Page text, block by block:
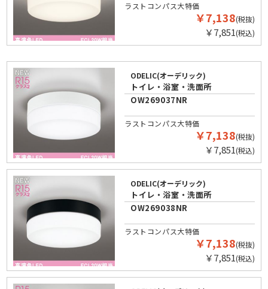
ラストコンパス大特価
￥7,138(税抜)
￥7,851(税込)
ODELIC(オーデリック)
トイレ・浴室・洗面所
OW269037NR
ラストコンパス大特価
￥7,138(税抜)
￥7,851(税込)
ODELIC(オーデリック)
トイレ・浴室・洗面所
OW269038NR
ラストコンパス大特価
￥7,138(税抜)
￥7,851(税込)